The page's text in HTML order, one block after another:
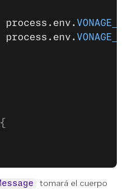
process.env.
process.env.
tomará el cuerpo